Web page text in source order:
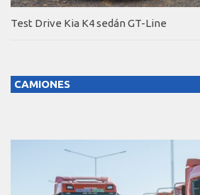
Test Drive Kia K4 sedán GT-Line
CAMIONES